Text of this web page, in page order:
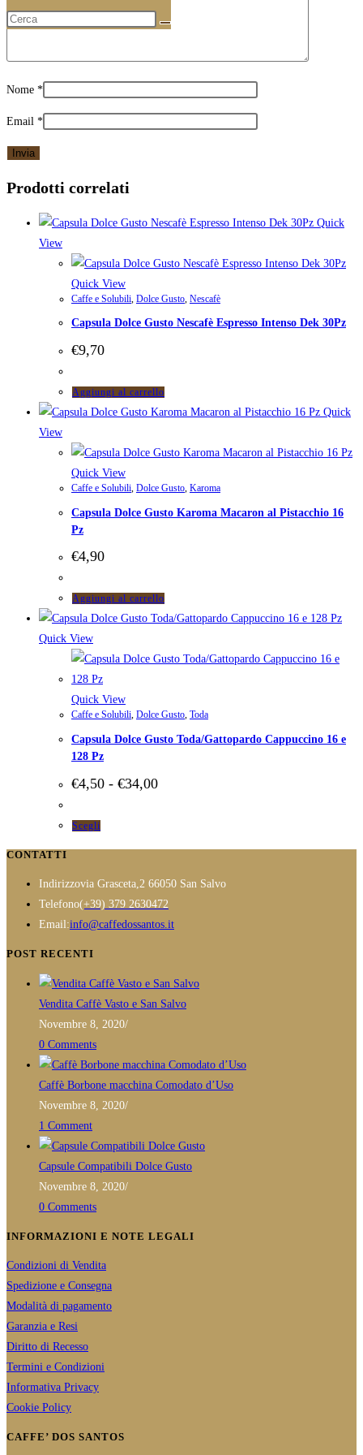
Nome *
Email *
Prodotti correlati
Quick
View
Quick View
Caffe e Solubili, Dolce Gusto, Nescafè
Capsula Dolce Gusto Nescafè Espresso Intenso Dek 30Pz
€9,70
Aggiungi al carrello
Quick
View
Quick View
Caffe e Solubili, Dolce Gusto, Karoma
Capsula Dolce Gusto Karoma Macaron al Pistacchio 16
Pz
€4,90
Aggiungi al carrello
Quick View
Quick View
Caffe e Solubili, Dolce Gusto, Toda
Capsula Dolce Gusto Toda/Gattopardo Cappuccino 16 e
128 Pz
€4,50 - €34,00Fascia
a
Scegli
più
varianti.
Le
essere
scelte
nella
del
prodotto
CONTATTI
Indirizzovia Grasceta,2 66050 San Salvo
Telefono(+39) 379 2630472
in
Email:info@caffedossantos.itOpens
application
POST RECENTI
Vendita Caffè Vasto e San Salvo
Novembre 8, 2020/
0 Comments
Caffè Borbone macchina Comodato d’Uso
Novembre 8, 2020/
1 Comment
Capsule Compatibili Dolce Gusto
Novembre 8, 2020/
0 Comments
INFORMAZIONI E NOTE LEGALI
Condizioni di Vendita
Spedizione e Consegna
Modalità di pagamento
Garanzia e Resi
Diritto di Recesso
Termini e Condizioni
Informativa Privacy
Cookie Policy
CAFFE’ DOS SANTOS